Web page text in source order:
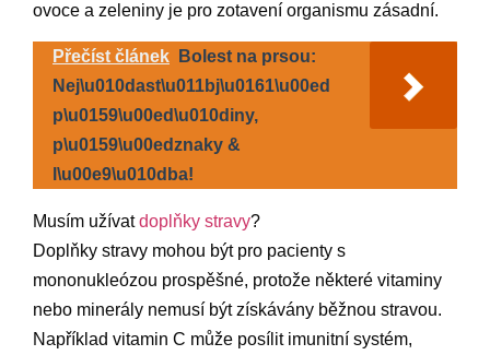
ovoce a zeleniny je pro zotavení organismu zásadní.
Přečíst článek
Bolest na prsou:
Nej\u010dast\u011bj\u0161\u00ed
p\u0159\u00ed\u010diny,
p\u0159\u00edznaky &
l\u00e9\u010dba!
Musím užívatdoplňky stravy?
Doplňky stravy mohou být pro pacienty s
mononukleózou prospěšné, protože některé vitaminy
nebo minerály nemusí být získávány běžnou stravou.
Například vitamin C může posílit imunitní systém,